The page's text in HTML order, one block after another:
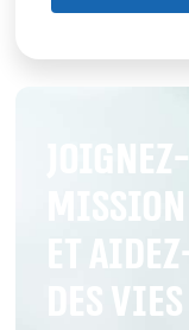
mission
et
des vies